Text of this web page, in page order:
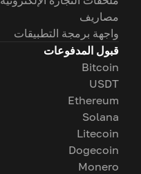
مصاريف
واجهة برمجة التطبيقات
قبول المدفوعات
Bitcoin
USDT
Ethereum
Solana
Litecoin
Dogecoin
Monero